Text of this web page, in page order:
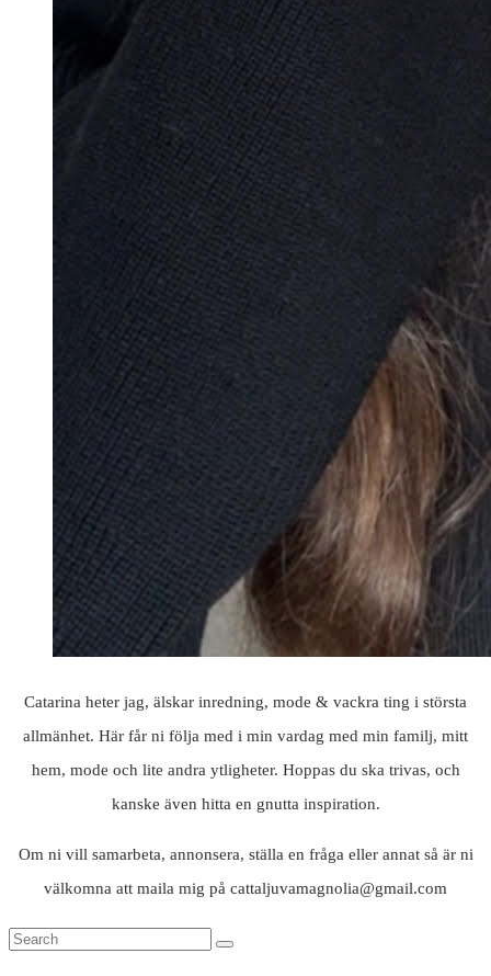
Catarina heter jag, älskar inredning, mode & vackra ting i största
allmänhet. Här får ni följa med i min vardag med min familj, mitt
hem, mode och lite andra ytligheter. Hoppas du ska trivas, och
kanske även hitta en gnutta inspiration.
Om ni vill samarbeta, annonsera, ställa en fråga eller annat så är ni
välkomna att maila mig på cattaljuvamagnolia@gmail.com